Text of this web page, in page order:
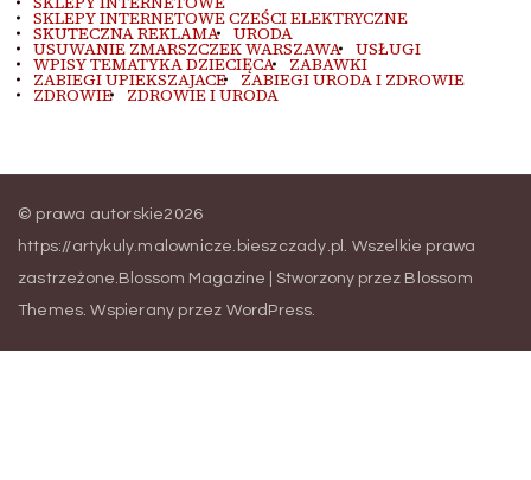
SKLEPY INTERNETOWE CZEŚCI ELEKTRYCZNE
SKUTECZNA REKLAMA URODA
USUWANIE ZMARSZCZEK WARSZAWA USŁUGI
WPISY TEMATYKA DZIECIĘCA ZABAWKI
ZABIEGI UPIEKSZAJACE ZABIEGI URODA I ZDROWIE
ZDROWIE ZDROWIE I URODA
© prawa autorskie2026
https://artykuly.malownicze.bieszczady.pl . Wszelkie prawa
zastrzeżone.Blossom Magazine | Stworzony przez Blossom
Themes. Wspierany przez WordPress.